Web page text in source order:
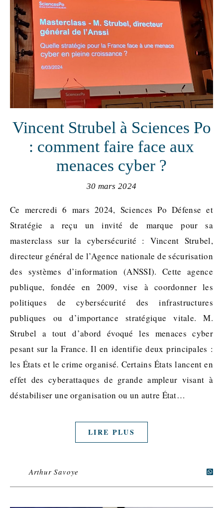
Vincent Strubel à Sciences Po
: comment faire face aux
menaces cyber ?
30 mars 2024
Ce mercredi 6 mars 2024, Sciences Po Défense et
Stratégie a reçu un invité de marque pour sa
masterclass sur la cybersécurité : Vincent Strubel,
directeur général de l’Agence nationale de sécurisation
des systèmes d’information (ANSSI). Cette agence
publique, fondée en 2009, vise à coordonner les
politiques de cybersécurité des infrastructures
publiques ou d’importance stratégique vitale. M.
Strubel a tout d’abord évoqué les menaces cyber
pesant sur la France. Il en identifie deux principales :
les États et le crime organisé. Certains États lancent en
effet des cyberattaques de grande ampleur visant à
déstabiliser une organisation ou un autre État…
LIRE PLUS
Arthur Savoye